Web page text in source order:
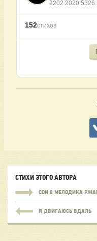
2202 2020 5326
152стихов
СТИХИ ЭТОГО АВТОРА
СОН 8 МЕЛОДИКА
Я ДВИГАЮСЬ ВДАЛЬ